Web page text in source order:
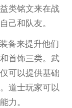
类铭文来在战
己和队友。
备来提升他们
首饰三类。武
可以提供基础
道士玩家可以
力。